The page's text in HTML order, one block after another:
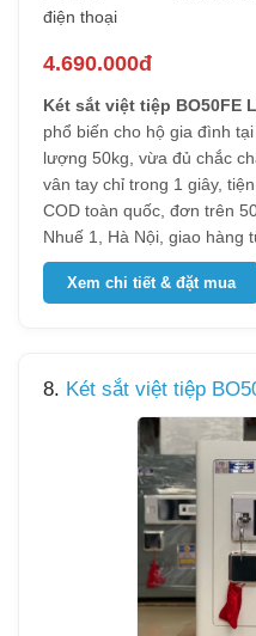
điện thoại
4.690.000đ
Két sắt việt tiệp BO50FE
phổ biến cho hộ gia đình
lượng 50kg, vừa đủ chắc
vân tay chỉ trong 1 giây,
COD toàn quốc, đơn trên
Nhuế 1, Hà Nội, giao hàng
Xem chi tiết & đặt mua
8. Két sắt việt tiệp